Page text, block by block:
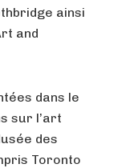
ainsi
and
dans le
sur l’art
des
Toronto